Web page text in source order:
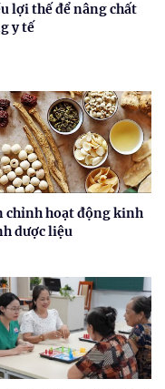
lợi thế để nâng chất
y tế
chỉnh hoạt động kinh
dược liệu